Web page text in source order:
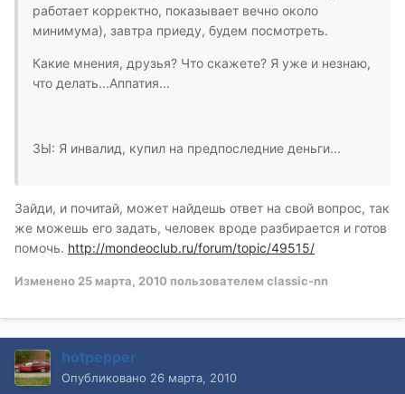
работает корректно, показывает вечно около
минимума), завтра приеду, будем посмотреть.
Какие мнения, друзья? Что скажете? Я уже и незнаю,
что делать...Аппатия...
ЗЫ: Я инвалид, купил на предпоследние деньги...
Зайди, и почитай, может найдешь ответ на свой вопрос, так
же можешь его задать, человек вроде разбирается и готов
помочь. http://mondeoclub.ru/forum/topic/49515/
Изменено 25 марта, 2010 пользователем classic-nn
hotpepper
Опубликовано 26 марта, 2010